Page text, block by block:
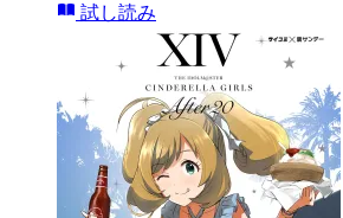
試し読み